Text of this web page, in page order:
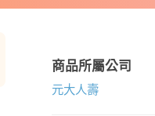
商品所屬公司
元大人壽